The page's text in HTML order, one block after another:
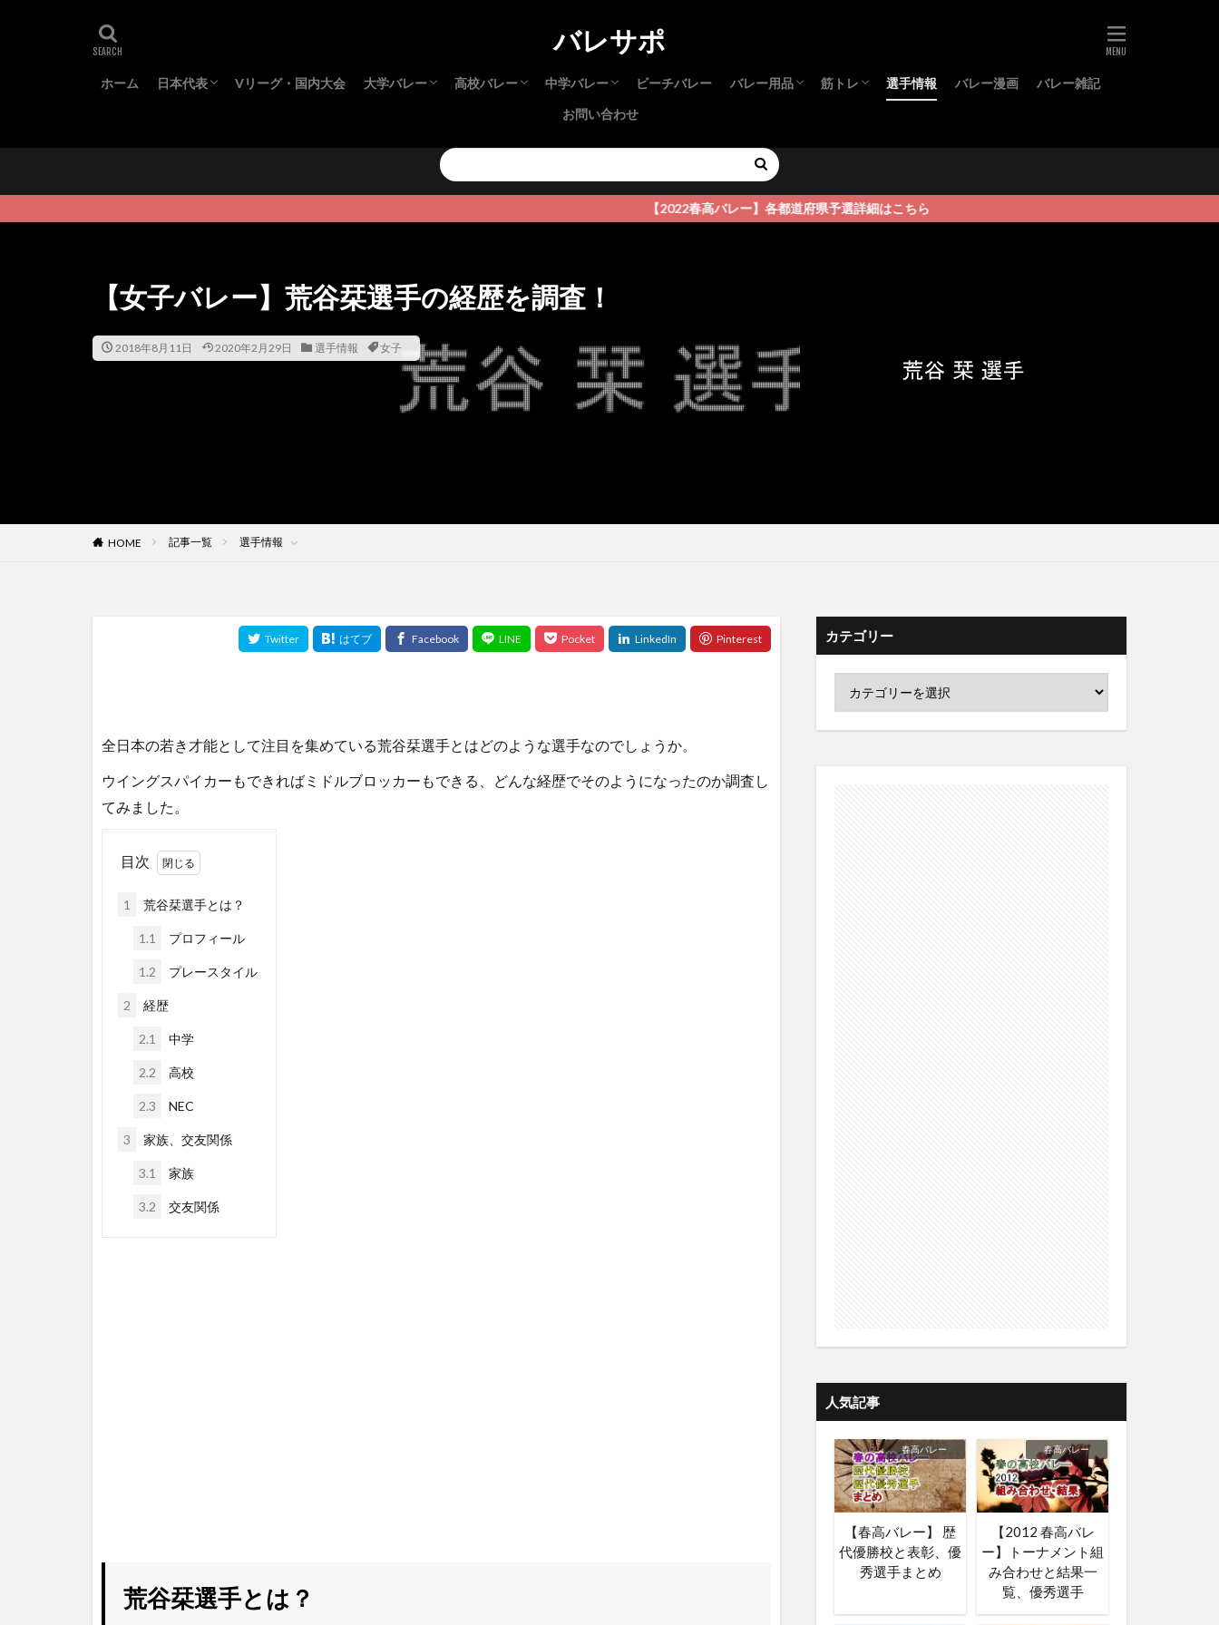
バレサポ
ホーム 日本代表 Vリーグ・国内大会 大学バレー 高校バレー
新人大会（高校）
中学バレー
中学生 選抜
JOC
新人大会（中学）
ビーチバレー バレー用品 筋トレ 選手情報 バレー漫画
バレー雑記
お問い合わせ
【2022春高バレー】各都道府県予選詳細はこちら
【女子バレー】荒谷栞選手の経歴を調査！
2018年8月11日 2020年2月29日 選手情報 女子
HOME 記事一覧 選手情報
全日本の若き才能として注目を集めている荒谷栞選手とはどのような選手なのでしょうか。
ウイングスパイカーもできればミドルブロッカーもできる、どんな経歴でそのようになったのか調査し
てみました。
目次
1 荒谷栞選手とは？
1.1 プロフィール
1.2 プレースタイル
2 経歴
2.1 中学
2.2 高校
2.3 NEC
3 家族、交友関係
3.1 家族
3.2 交友関係
荒谷栞選手とは？
カテゴリー
人気記事
春高バレー
【春高バレー】 歴
代優勝校と表彰、優
秀選手まとめ
春高バレー
【2012 春高バレ
ー】トーナメント組
み合わせと結果一
覧、優秀選手